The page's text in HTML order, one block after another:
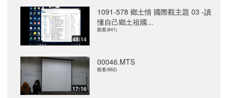
48:14
1091-578 鄉土情 國際觀主題 03 -讀
懂自己鄉土祖國...
觀看(841)
17:16
00046.MTS
觀看(662)